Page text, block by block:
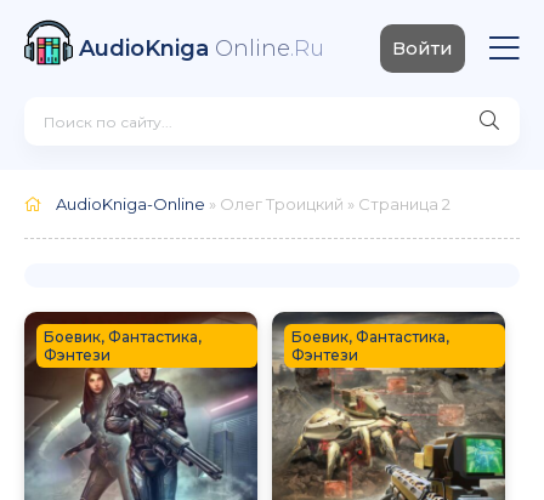
AudioKniga Online.Ru Войти
AudioKniga-Online » Олег Троицкий » Страница 2
Боевик, Фантастика,
Фэнтези
Боевик, Фантастика,
Фэнтези